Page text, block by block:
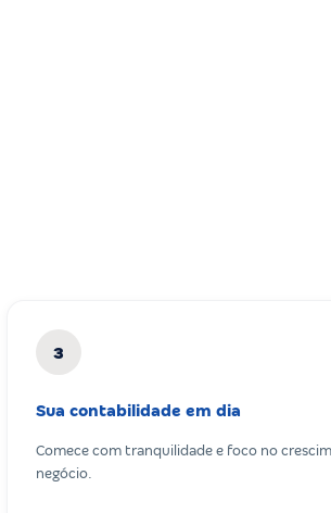
3
Sua contabilidade em dia
Comece com tranquilidade e foco no
negócio.